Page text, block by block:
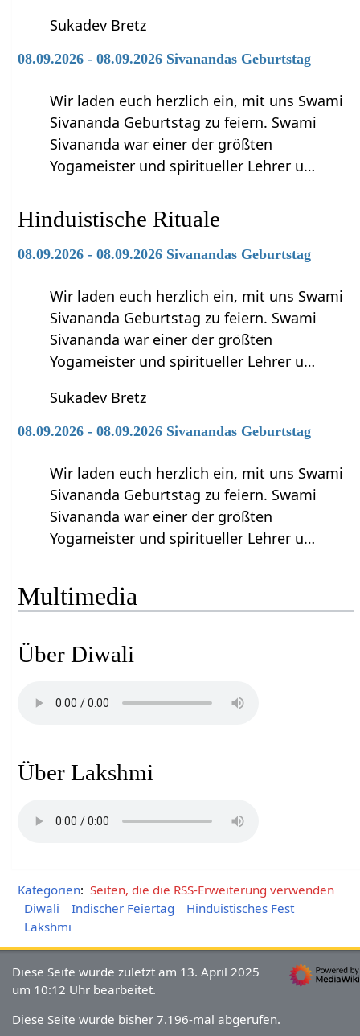
Sukadev Bretz
08.09.2026 - 08.09.2026 Sivanandas Geburtstag
Wir laden euch herzlich ein, mit uns Swami
Sivananda Geburtstag zu feiern. Swami
Sivananda war einer der größten
Yogameister und spiritueller Lehrer u…
Hinduistische Rituale
08.09.2026 - 08.09.2026 Sivanandas Geburtstag
Wir laden euch herzlich ein, mit uns Swami
Sivananda Geburtstag zu feiern. Swami
Sivananda war einer der größten
Yogameister und spiritueller Lehrer u…
Sukadev Bretz
08.09.2026 - 08.09.2026 Sivanandas Geburtstag
Wir laden euch herzlich ein, mit uns Swami
Sivananda Geburtstag zu feiern. Swami
Sivananda war einer der größten
Yogameister und spiritueller Lehrer u…
Multimedia
Über Diwali
Über Lakshmi
Kategorien: Seiten, die die RSS-Erweiterung verwenden
Diwali
Indischer Feiertag
Hinduistisches Fest
Lakshmi
Diese Seite wurde zuletzt am 13. April 2025
um 10:12 Uhr bearbeitet.
Diese Seite wurde bisher 7.196-mal abgerufen.